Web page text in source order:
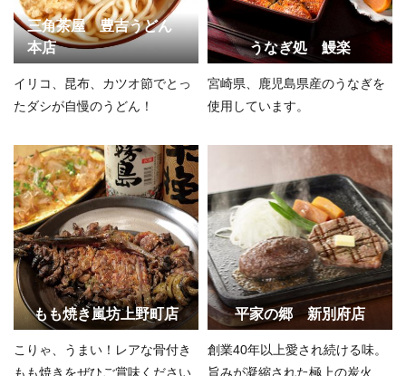
三角茶屋 豊吉うどん
本店
イリコ、昆布、カツオ節でとっ
たダシが自慢のうどん！
うなぎ処 鰻楽
宮崎県、鹿児島県産のうなぎを
使用しています。
もも焼き嵐坊上野町店
こりゃ、うまい！レアな骨付き
もも焼きをぜひご賞味ください
平家の郷 新別府店
創業40年以上愛され続ける味。
旨みが凝縮された極上の炭火焼